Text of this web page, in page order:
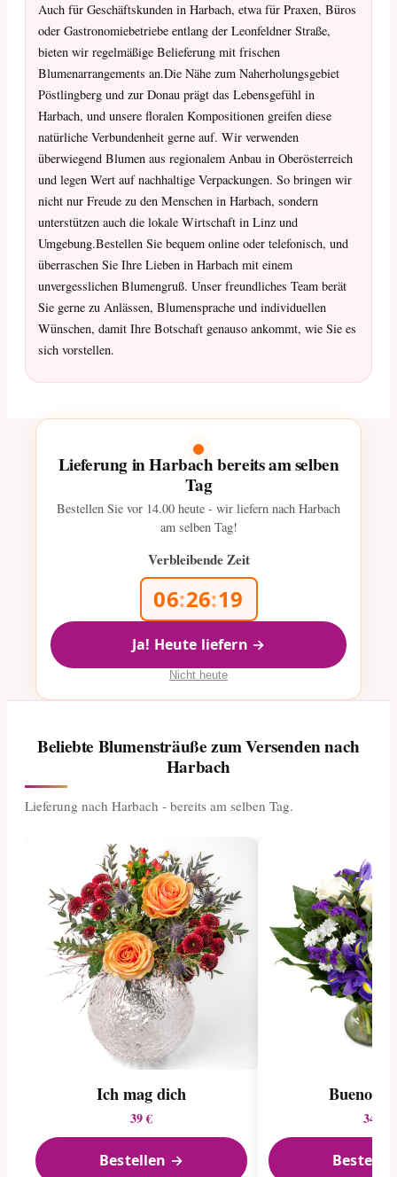
Auch für Geschäftskunden in Harbach, etwa für Praxen, Büros
oder Gastronomiebetriebe entlang der Leonfeldner Straße,
bieten wir regelmäßige Belieferung mit frischen
Blumenarrangements an.Die Nähe zum Naherholungsgebiet
Pöstlingberg und zur Donau prägt das Lebensgefühl in
Harbach, und unsere floralen Kompositionen greifen diese
natürliche Verbundenheit gerne auf. Wir verwenden
überwiegend Blumen aus regionalem Anbau in Oberösterreich
und legen Wert auf nachhaltige Verpackungen. So bringen wir
nicht nur Freude zu den Menschen in Harbach, sondern
unterstützen auch die lokale Wirtschaft in Linz und
Umgebung.Bestellen Sie bequem online oder telefonisch, und
überraschen Sie Ihre Lieben in Harbach mit einem
unvergesslichen Blumengruß. Unser freundliches Team berät
Sie gerne zu Anlässen, Blumensprache und individuellen
Wünschen, damit Ihre Botschaft genauso ankommt, wie Sie es
sich vorstellen.
Lieferung in Harbach bereits am selben
Tag
Bestellen Sie vor 14.00 heute - wir liefern nach Harbach
am selben Tag!
Verbleibende Zeit
06:26:19
Ja! Heute liefern →
Nicht heute
Beliebte Blumensträuße zum Versenden nach
Harbach
Lieferung nach Harbach - bereits am selben Tag.
Ich mag dich
39 €
Bestellen →
Buenos
34 €